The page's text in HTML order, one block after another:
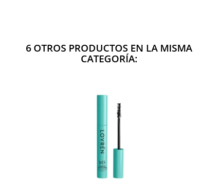
6 OTROS PRODUCTOS EN LA MISMA
CATEGORÍA: